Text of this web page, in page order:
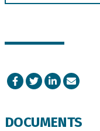
Facebook
TwitterLinkedIn
Courriel
DOCUMENTS